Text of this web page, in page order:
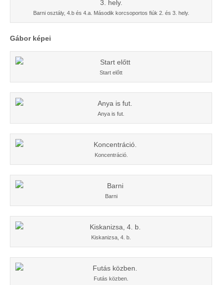
Barni osztály, 4.b és 4.a. Második korcsoportos fiúk 2. és 3. hely.
Gábor képei
Start előtt
Anya is fut.
Koncentráció.
Barni
Kiskanizsa, 4. b.
Futás közben.